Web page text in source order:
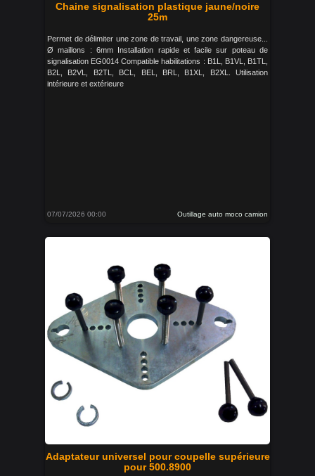
Chaine signalisation plastique jaune/noire
25m
Permet de délimiter une zone de travail, une zone dangereuse...
Ø maillons : 6mm Installation rapide et facile sur poteau de
signalisation EG0014 Compatible habilitations : B1L, B1VL, B1TL,
B2L, B2VL, B2TL, BCL, BEL, BRL, B1XL, B2XL. Utilisation
intérieure et extérieure
07/07/2026 00:00 Outillage auto moco camion
Adaptateur universel pour coupelle supérieure
pour 500.8900